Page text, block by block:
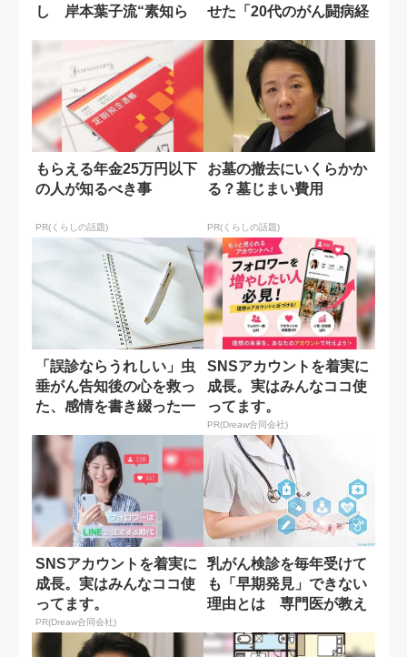
し 岸本葉子流“素知ら
せた「20代のがん闘病経
もらえる年金25万円以下
の人が知るべき事
PR(くらしの話題)
お墓の撤去にいくらかか
る？墓じまい費用
PR(くらしの話題)
「誤診ならうれしい」虫
垂がん告知後の心を救っ
た、感情を書き綴った一
SNSアカウントを着実に
成長。実はみんなココ使
ってます。
PR(Dreaw合同会社)
SNSアカウントを着実に
成長。実はみんなココ使
ってます。
PR(Dreaw合同会社)
乳がん検診を毎年受けて
も「早期発見」できない
理由とは 専門医が教え